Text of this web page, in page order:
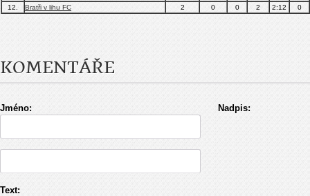
12.
Bratři v lihu FC 2 0 0 2 2:12 0
KOMENTÁŘE
Jméno: Nadpis:
Text: